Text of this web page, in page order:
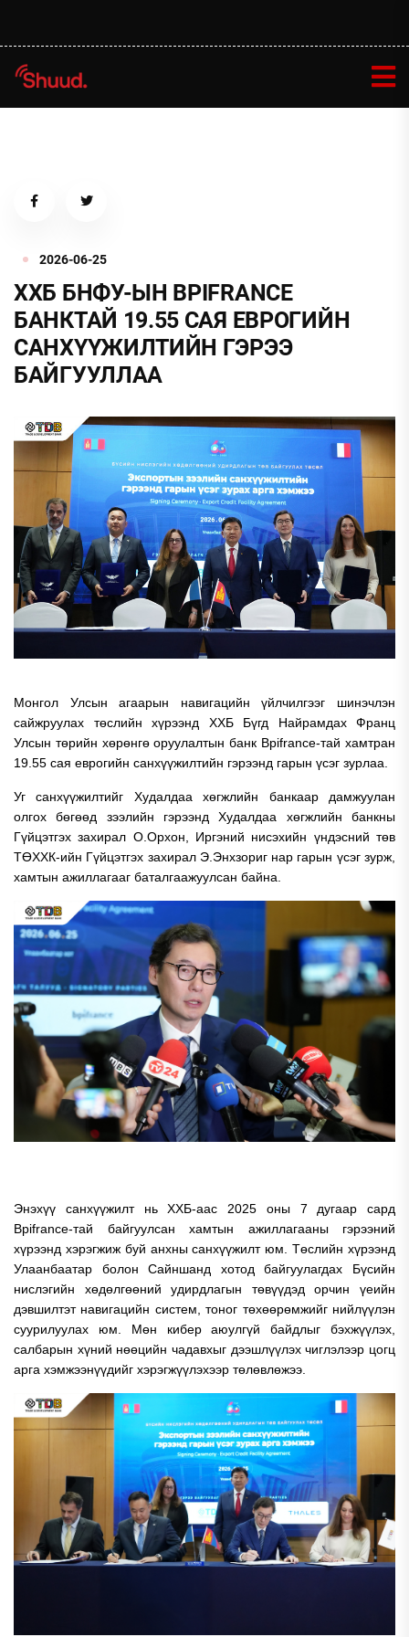
2026-06-25
ХХБ БНФУ-ЫН BPIFRANCE
БАНКТАЙ 19.55 САЯ ЕВРОГИЙН
САНХҮҮЖИЛТИЙН ГЭРЭЭ
БАЙГУУЛЛАА
Монгол Улсын агаарын навигацийн үйлчилгээг шинэчлэн
сайжруулах төслийн хүрээнд ХХБ Бүгд Найрамдах Франц
Улсын төрийн хөрөнгө оруулалтын банк Bpifrance-тай хамтран
19.55 сая еврогийн санхүүжилтийн гэрээнд гарын үсэг зурлаа.
Уг санхүүжилтийг Худалдаа хөгжлийн банкаар дамжуулан
олгох бөгөөд зээлийн гэрээнд Худалдаа хөгжлийн банкны
Гүйцэтгэх захирал О.Орхон, Иргэний нисэхийн үндэсний төв
ТӨХХК-ийн Гүйцэтгэх захирал Э.Энхзориг нар гарын үсэг зурж,
хамтын ажиллагааг баталгаажуулсан байна.
Энэхүү санхүүжилт нь ХХБ‑аас 2025 оны 7 дугаар сард
Bpifrance‑тай байгуулсан хамтын ажиллагааны гэрээний
хүрээнд хэрэгжиж буй анхны санхүүжилт юм. Төслийн хүрээнд
Улаанбаатар болон Сайншанд хотод байгуулагдах Бүсийн
нислэгийн хөдөлгөөний удирдлагын төвүүдэд орчин үеийн
дэвшилтэт навигацийн систем, тоног төхөөрөмжийг нийлүүлэн
суурилуулах юм. Мөн кибер аюулгүй байдлыг бэхжүүлэх,
салбарын хүний нөөцийн чадавхыг дээшлүүлэх чиглэлээр цогц
арга хэмжээнүүдийг хэрэгжүүлэхээр төлөвлөжээ.